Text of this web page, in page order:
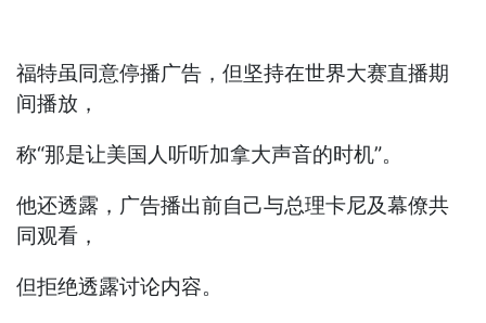
福特虽同意停播广告，但坚持在世界大赛直播期
间播放，
称“那是让美国人听听加拿大声音的时机”。
他还透露，广告播出前自己与总理卡尼及幕僚共
同观看，
但拒绝透露讨论内容。